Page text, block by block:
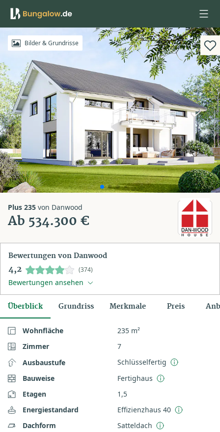
Anmelden
Bilder & Grundrisse
Plus 235 von Danwood
Ab 534.300 €
Bewertungen von Danwood
4,2 (374)
Bewertungen ansehen
Überblick Grundriss Merkmale Preis
Wohnfläche
235 m²
Zimmer
7
Ausbaustufe
Schlüsselfertig
Bauweise
Fertighaus
Etagen
1,5
Energiestandard
Effizienzhaus 40
Dachform
Satteldach